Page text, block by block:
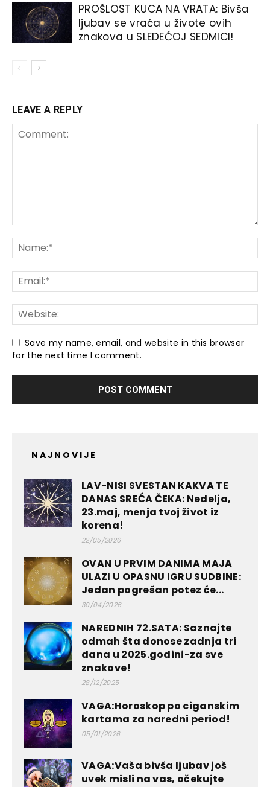
PROŠLOST KUCA NA VRATA: Bivša
ljubav se vraća u živote ovih
znakova u SLEDEĆOJ SEDMICI!
LEAVE A REPLY
Save my name, email, and website in this browser
for the next time I comment.
NAJNOVIJE
LAV-NISI SVESTAN KAKVA TE
DANAS SREĆA ČEKA: Nedelja,
23.maj, menja tvoj život iz
korena!
22/05/2026
OVAN U PRVIM DANIMA MAJA
ULAZI U OPASNU IGRU SUDBINE:
Jedan pogrešan potez će...
30/04/2026
NAREDNIH 72.SATA: Saznajte
odmah šta donose zadnja tri
dana u 2025.godini-za sve
znakove!
28/12/2025
VAGA:Horoskop po ciganskim
kartama za naredni period!
05/01/2026
VAGA:Vaša bivša ljubav još
uvek misli na vas, očekujte